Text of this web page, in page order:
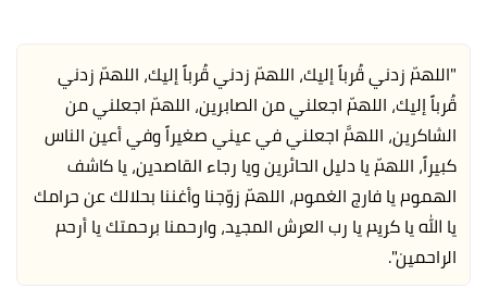
"اللهمّ زدني قُرباً إليك، اللهمّ زدني قُرباً إليك، اللهمّ زدني
قُرباً إليك، اللهمّ اجعلني من الصابرين، اللهمّ اجعلني من
الشاكرين، اللهمَّ اجعلني في عيني صغيراً وفي أعين الناس
كبيراً، اللهمّ يا دليل الحائرين ويا رجاء القاصدين، يا كاشف
الهموم يا فارج الغموم، اللهمّ زوّجنا وأغننا بحلالك عن حرامك
يا الله يا كريم يا رب العرش المجيد، وارحمنا برحمتك يا أرحم
الراحمين".